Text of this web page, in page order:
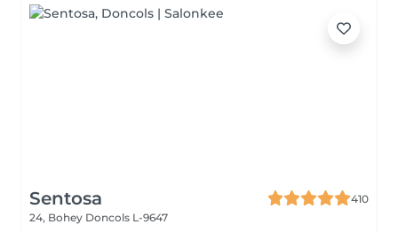
Sentosa
410
24, Bohey Doncols L-9647